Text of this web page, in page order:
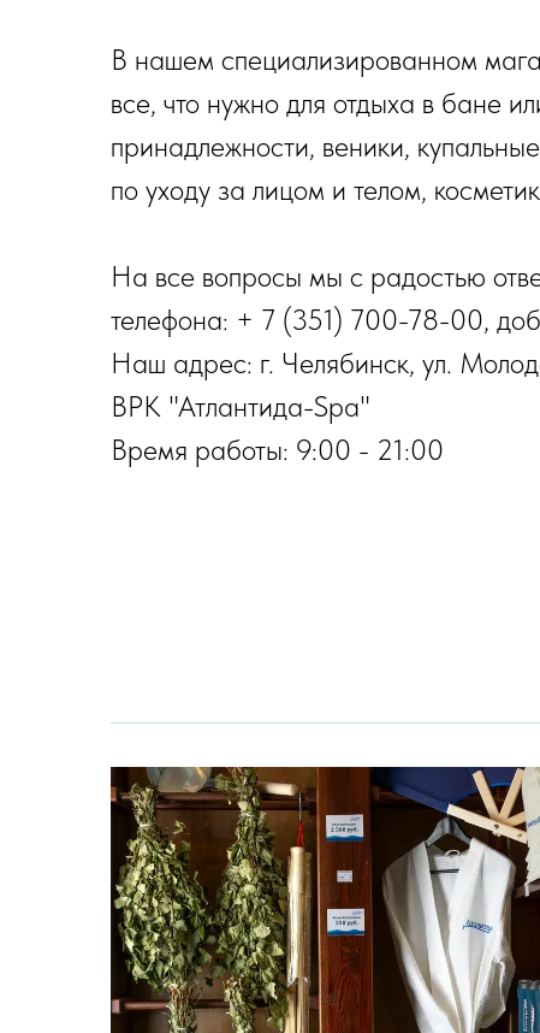
В нашем специализированном
все, что нужно для отдыха в бане
принадлежности, веники,
по уходу за лицом и телом,
На все вопросы мы с радостью
телефона: + 7 (351) 700-78-00,
Наш адрес: г. Челябинск, ул.
ВРК "Атлантида-Spa"
Время работы: 9:00 - 21:00